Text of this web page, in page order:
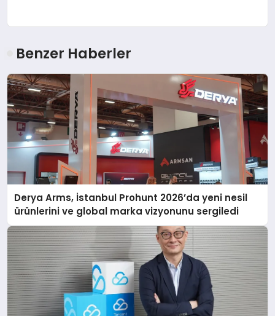
Benzer Haberler
Derya Arms, İstanbul Prohunt 2026’da yeni nesil
ürünlerini ve global marka vizyonunu sergiledi